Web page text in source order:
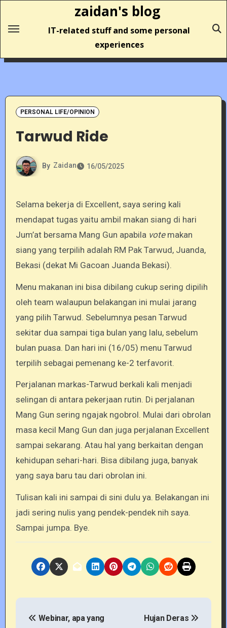
content
zaidan's blog
IT-related stuff and some personal
experiences
PERSONAL LIFE/OPINION
Tarwud Ride
By Zaidan 16/05/2025
Selama bekerja di Excellent, saya sering kali
mendapat tugas yaitu ambil makan siang di hari
Jum’at bersama Mang Gun apabila vote makan
siang yang terpilih adalah RM Pak Tarwud, Juanda,
Bekasi (dekat Mi Gacoan Juanda Bekasi).
Menu makanan ini bisa dibilang cukup sering dipilih
oleh team walaupun belakangan ini mulai jarang
yang pilih Tarwud. Sebelumnya pesan Tarwud
sekitar dua sampai tiga bulan yang lalu, sebelum
bulan puasa. Dan hari ini (16/05) menu Tarwud
terpilih sebagai pemenang ke-2 terfavorit.
Perjalanan markas-Tarwud berkali kali menjadi
selingan di antara pekerjaan rutin. Di perjalanan
Mang Gun sering ngajak ngobrol. Mulai dari obrolan
masa kecil Mang Gun dan juga perjalanan Excellent
sampai sekarang. Atau hal yang berkaitan dengan
kehidupan sehari-hari. Bisa dibilang juga, banyak
yang saya baru tau dari obrolan ini.
Tulisan kali ini sampai di sini dulu ya. Belakangan ini
jadi sering nulis yang pendek-pendek nih saya.
Sampai jumpa. Bye.
P
Webinar, apa yang
Hujan Deras